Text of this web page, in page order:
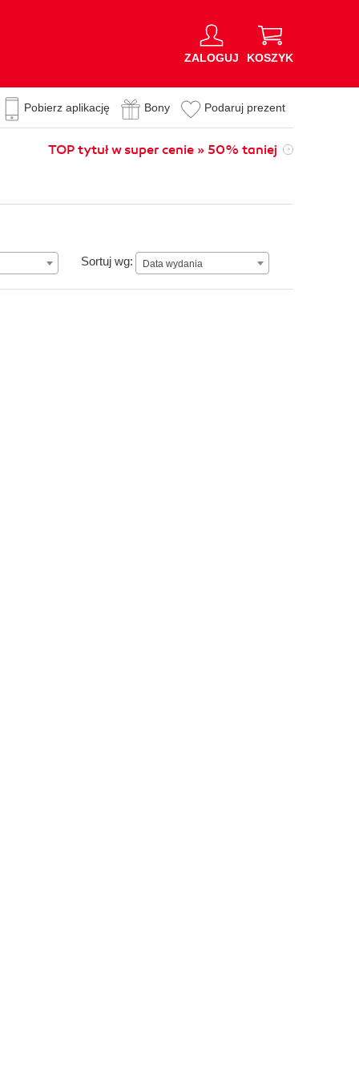
ZALOGUJ KOSZYK
Pobierz aplikację Bony Podaruj prezent
TOP tytuł w super cenie » 50% taniej
Sortuj wg: Data wydania
Data wydania